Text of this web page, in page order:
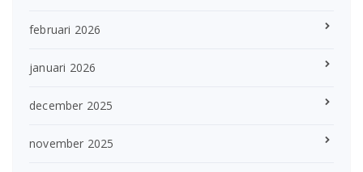
februari 2026
januari 2026
december 2025
november 2025